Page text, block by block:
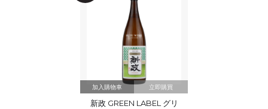
立即購買
新政 GREEN LABEL グリ